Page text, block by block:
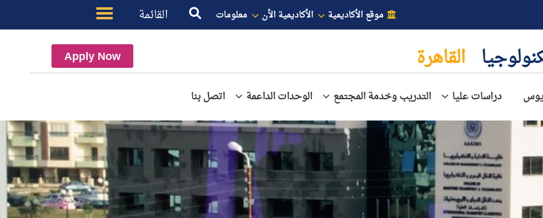
موقع الأكاديمية الأكاديمية الأن معلومات القائمة
القاهرة Apply Now
دراسات عليا التدريب وخدمة المجتمع الوحدات الداعمة اتصل بنا